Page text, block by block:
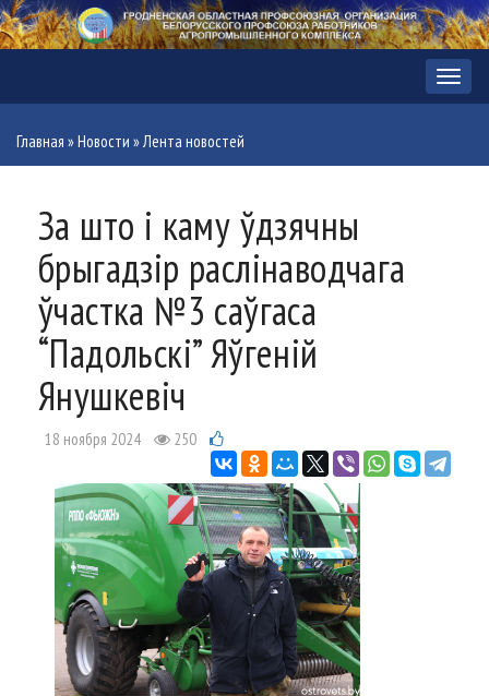
Меню
Главная »Новости »Лента новостей
За што і каму ўдзячны
брыгадзір раслінаводчага
ўчастка №3 саўгаса
“Падольскі” Яўгеній
Янушкевіч
18 ноября 2024 250